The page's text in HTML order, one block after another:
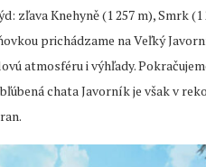
Knehyně (1 257 m), Smrk (1
prichádzame na Veľký
atmosféru i výhľady.
chata Javorník je však v